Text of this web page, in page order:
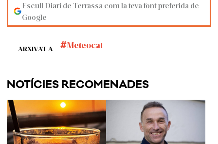
Escull Diari de Terrassa com la teva font preferida de
Google
ARXIVAT A Meteocat
NOTÍCIES RECOMENADES